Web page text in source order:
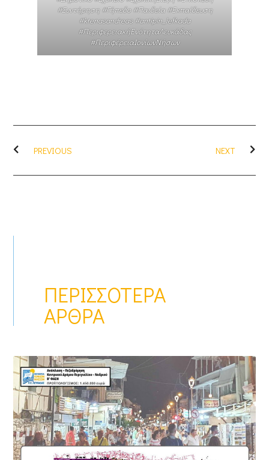
#Συντήρηση #Γήπεδο #Παιδεία #Εκπαίδευση
#ktenasandreas #antipin_lefkada
#ΠεριφερειακήΕνότηταΛευκάδας
#ΠεριφέρειαΙονίωνΝήσων
PREVIOUS NEXT
ΠΕΡΙΣΣΌΤΕΡΑ
ΆΡΘΡΑ